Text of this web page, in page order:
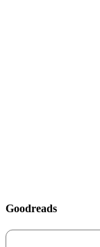
Goodreads